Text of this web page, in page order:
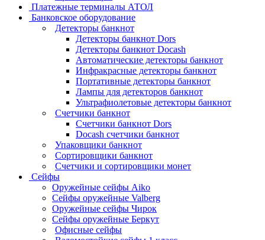
Платежные терминалы АТОЛ
Банковское оборудование
Детекторы банкнот
Детекторы банкнот Dors
Детекторы банкнот Docash
Автоматические детекторы банкнот
Инфракрасные детекторы банкнот
Портативные детекторы банкнот
Лампы для детекторов банкнот
Ультрафиолетовые детекторы банкнот
Счетчики банкнот
Счетчики банкнот Dors
Docash счетчики банкнот
Упаковщики банкнот
Сортировщики банкнот
Счетчики и сортировщики монет
Сейфы
Оружейные сейфы Aiko
Сейфы оружейные Valberg
Оружейные сейфы Чирок
Сейфы оружейные Беркут
Офисные сейфы